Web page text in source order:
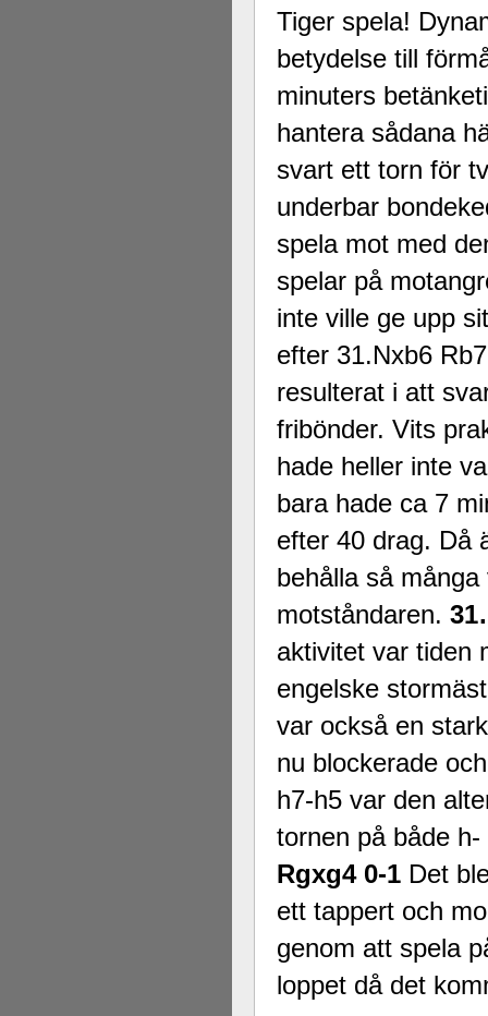
Tiger spela!
betydelse till
minuters
hantera sådana
svart ett torn för
underbar
spela mot med
spelar på
inte ville ge upp
efter 31.Nxb6
resulterat i att
fribönder. Vits
hade heller inte
bara hade ca 7
efter 40 drag. Då
behålla så
motståndaren.
aktivitet var tiden
engelske
var också en
nu blockerade
h7-h5 var den
tornen på både
Rgxg4 0-1 Det
ett tappert och
genom att spela
loppet då det